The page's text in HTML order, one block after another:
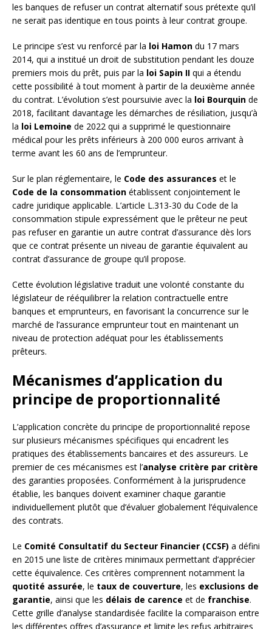
les banques de refuser un contrat alternatif sous prétexte qu’il
ne serait pas identique en tous points à leur contrat groupe.
Le principe s’est vu renforcé par la loi Hamon du 17 mars
2014, qui a institué un droit de substitution pendant les douze
premiers mois du prêt, puis par la loi Sapin II qui a étendu
cette possibilité à tout moment à partir de la deuxième année
du contrat. L’évolution s’est poursuivie avec la loi Bourquin de
2018, facilitant davantage les démarches de résiliation, jusqu’à
la loi Lemoine de 2022 qui a supprimé le questionnaire
médical pour les prêts inférieurs à 200 000 euros arrivant à
terme avant les 60 ans de l’emprunteur.
Sur le plan réglementaire, le Code des assurances et le
Code de la consommation établissent conjointement le
cadre juridique applicable. L’article L.313-30 du Code de la
consommation stipule expressément que le prêteur ne peut
pas refuser en garantie un autre contrat d’assurance dès lors
que ce contrat présente un niveau de garantie équivalent au
contrat d’assurance de groupe qu’il propose.
Cette évolution législative traduit une volonté constante du
législateur de rééquilibrer la relation contractuelle entre
banques et emprunteurs, en favorisant la concurrence sur le
marché de l’assurance emprunteur tout en maintenant un
niveau de protection adéquat pour les établissements
prêteurs.
Mécanismes d’application du
principe de proportionnalité
L’application concrète du principe de proportionnalité repose
sur plusieurs mécanismes spécifiques qui encadrent les
pratiques des établissements bancaires et des assureurs. Le
premier de ces mécanismes est l’analyse critère par critère
des garanties proposées. Conformément à la jurisprudence
établie, les banques doivent examiner chaque garantie
individuellement plutôt que d’évaluer globalement l’équivalence
des contrats.
Le Comité Consultatif du Secteur Financier (CCSF) a défini
en 2015 une liste de critères minimaux permettant d’apprécier
cette équivalence. Ces critères comprennent notamment la
quotité assurée, le taux de couverture, les exclusions de
garantie, ainsi que les délais de carence et de franchise.
Cette grille d’analyse standardisée facilite la comparaison entre
les différentes offres d’assurance et limite les refus arbitraires